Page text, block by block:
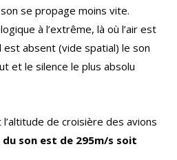
se propage moins vite.
à l’extrême, là où l’air est
est absent (vide spatial) le son
et le silence le plus absolu
de croisière des avions
son est de 295m/s soit